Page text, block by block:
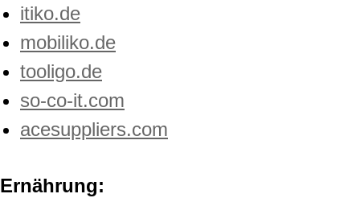
itiko.de
mobiliko.de
tooligo.de
so-co-it.com
acesuppliers.com
Ernährung: